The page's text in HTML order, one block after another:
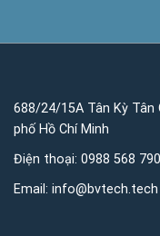
688/24/15A Tân Kỳ Tân
phố Hồ Chí Minh
Điện thoại: 0988 568 790
Email: info@bvtech.tech